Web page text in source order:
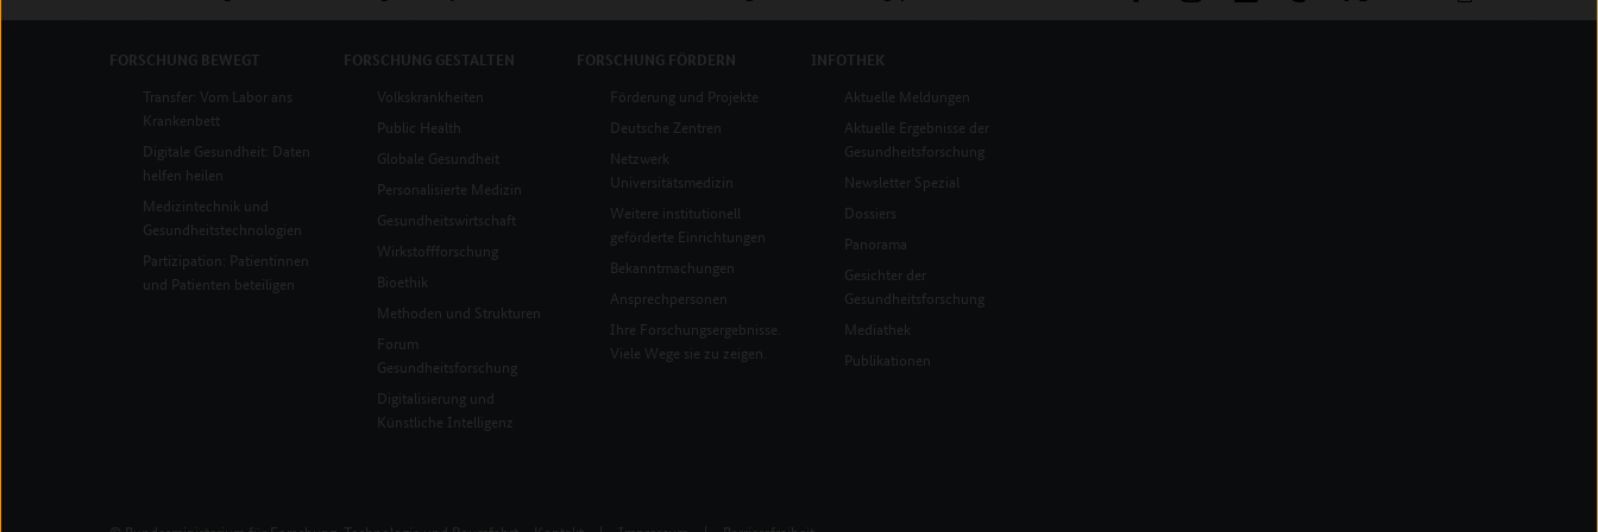
FORSCHUNG BEWEGT
Transfer: Vom Labor ans
Krankenbett
Digitale Gesundheit: Daten
helfen heilen
Medizintechnik und
Gesundheitstechnologien
Partizipation: Patientinnen
und Patienten beteiligen
FORSCHUNG GESTALTEN
Volkskrankheiten
Public Health
Globale Gesundheit
Personalisierte Medizin
Gesundheitswirtschaft
Wirkstoffforschung
Bioethik
Methoden und Strukturen
Forum
Gesundheitsforschung
Digitalisierung und
Künstliche Intelligenz
FORSCHUNG FÖRDERN
Förderung und Projekte
Deutsche Zentren
Netzwerk
Universitätsmedizin
Weitere institutionell
geförderte Einrichtungen
Bekanntmachungen
Ansprechpersonen
Ihre Forschungsergebnisse.
Viele Wege sie zu zeigen.
INFOTHEK
Aktuelle Meldungen
Aktuelle Ergebnisse der
Gesundheitsforschung
Newsletter Spezial
Dossiers
Panorama
Gesichter der
Gesundheitsforschung
Mediathek
Publikationen